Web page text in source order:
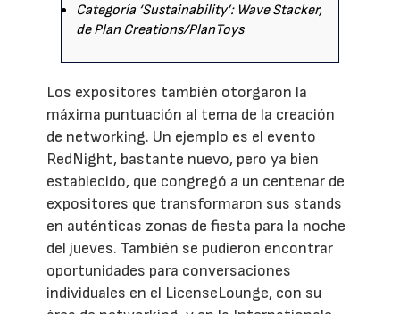
Categoría ‘Sustainability’: Wave Stacker,
de Plan Creations/PlanToys
Los expositores también otorgaron la
máxima puntuación al tema de la creación
de networking. Un ejemplo es el evento
RedNight, bastante nuevo, pero ya bien
establecido, que congregó a un centenar de
expositores que transformaron sus stands
en auténticas zonas de fiesta para la noche
del jueves. También se pudieron encontrar
oportunidades para conversaciones
individuales en el LicenseLounge, con su